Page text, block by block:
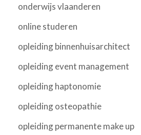
onderwijs vlaanderen
online studeren
opleiding binnenhuisarchitect
opleiding event management
opleiding haptonomie
opleiding osteopathie
opleiding permanente make up